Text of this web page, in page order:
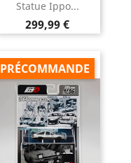
Statue Ippo...
Prix
299,99 €
PRÉCOMMANDE